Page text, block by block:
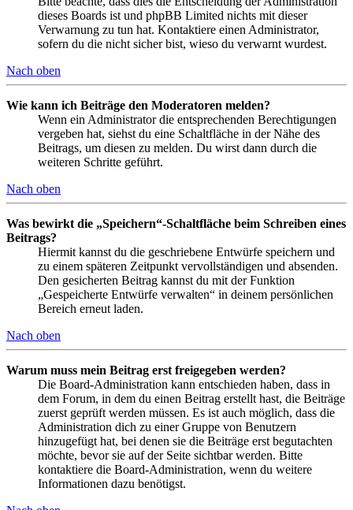
dieses Boards ist und phpBB Limited nichts mit dieser
Verwarnung zu tun hat. Kontaktiere einen Administrator,
sofern du die nicht sicher bist, wieso du verwarnt wurdest.
Nach oben
Wie kann ich Beiträge den Moderatoren melden?
Wenn ein Administrator die entsprechenden Berechtigungen
vergeben hat, siehst du eine Schaltfläche in der Nähe des
Beitrags, um diesen zu melden. Du wirst dann durch die
weiteren Schritte geführt.
Nach oben
Was bewirkt die „Speichern“-Schaltfläche beim Schreiben eines
Beitrags?
Hiermit kannst du die geschriebene Entwürfe speichern und
zu einem späteren Zeitpunkt vervollständigen und absenden.
Den gesicherten Beitrag kannst du mit der Funktion
„Gespeicherte Entwürfe verwalten“ in deinem persönlichen
Bereich erneut laden.
Nach oben
Warum muss mein Beitrag erst freigegeben werden?
Die Board-Administration kann entschieden haben, dass in
dem Forum, in dem du einen Beitrag erstellt hast, die Beiträge
zuerst geprüft werden müssen. Es ist auch möglich, dass die
Administration dich zu einer Gruppe von Benutzern
hinzugefügt hat, bei denen sie die Beiträge erst begutachten
möchte, bevor sie auf der Seite sichtbar werden. Bitte
kontaktiere die Board-Administration, wenn du weitere
Informationen dazu benötigst.